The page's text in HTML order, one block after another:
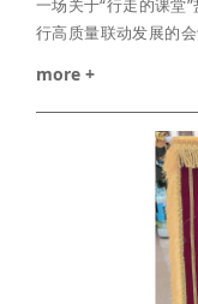
一场关于“行走的课堂
行高质量联动发展的
集团代表等嘉宾齐聚
开展工作经验，分析
化新路径，部署下阶
量发展新蓝图。本次
more +